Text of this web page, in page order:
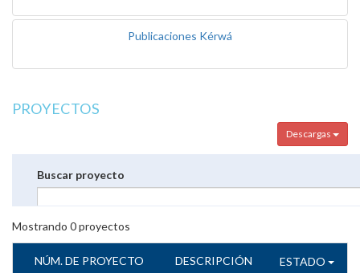
Publicaciones Kérwá
PROYECTOS
Descargas
Buscar proyecto
Mostrando 0proyectos
NÚM. DE PROYECTO DESCRIPCIÓN ESTADO